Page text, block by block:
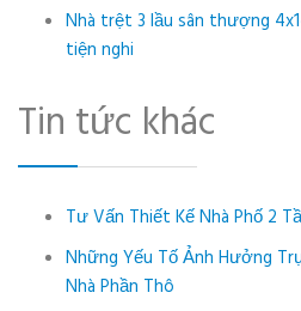
Nhà trệt 3 lầu sân thượng
tiện nghi
Tin tức khác
Tư Vấn Thiết Kế Nhà Phố 2
Những Yếu Tố Ảnh Hưởng
Nhà Phần Thô